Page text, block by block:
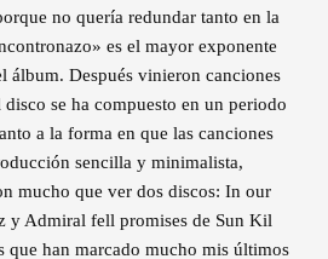
no quería redundar tanto en la
es el mayor exponente
álbum. Después vinieron canciones
disco se ha compuesto en un periodo
a la forma en que las canciones
sencilla y minimalista,
mucho que ver dos discos: In our
y Admiral fell promises de Sun Kil
que han marcado mucho mis últimos